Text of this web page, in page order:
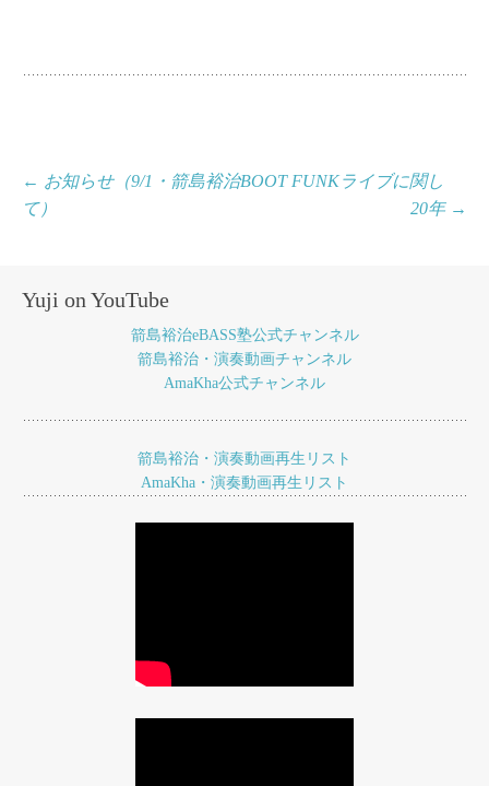
投
ビ
← お知らせ（9/1・箭島裕治BOOT FUNKライブに関し
て）
20年 →
Yuji on YouTube
箭島裕治eBASS塾公式チャンネル
箭島裕治・演奏動画チャンネル
AmaKha公式チャンネル
箭島裕治・演奏動画再生リスト
AmaKha・演奏動画再生リスト